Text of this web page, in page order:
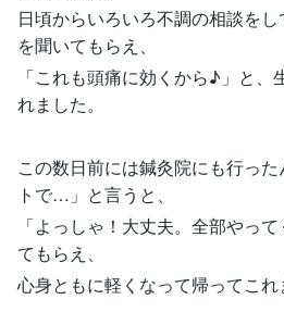
日頃からいろいろ不調の相談を
を聞いてもらえ、
「これも頭痛に効くから♪」と、
れました。
この数日前には鍼灸院にも行っ
トで…」と言うと、
「よっしゃ！大丈夫。全部やっ
てもらえ、